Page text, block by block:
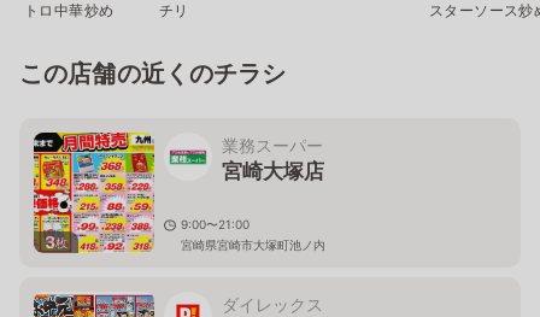
トロ中華炒め
チリ
スターソース炒
この店舗の近くのチラシ
3枚
業務スーパー
宮崎大塚店
9:00〜21:00
宮崎県宮崎市大塚町池ノ内
ダイレックス